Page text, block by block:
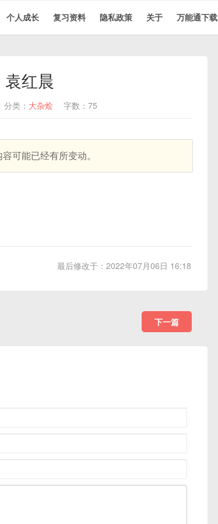
个人成长 复习资料 隐私政策 关于 万能通下载
红晨
分类： 大杂烩 字数：75
可能已经有所变动。
最后修改于：2022年07月06日 16:18
下一篇